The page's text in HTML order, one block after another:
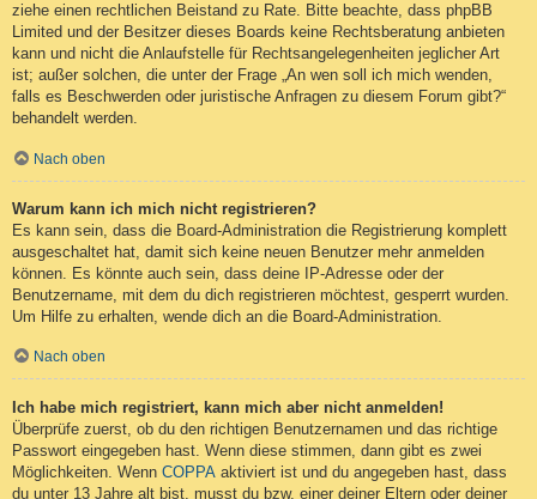
ziehe einen rechtlichen Beistand zu Rate. Bitte beachte, dass phpBB
Limited und der Besitzer dieses Boards keine Rechtsberatung anbieten
kann und nicht die Anlaufstelle für Rechtsangelegenheiten jeglicher Art
ist; außer solchen, die unter der Frage „An wen soll ich mich wenden,
falls es Beschwerden oder juristische Anfragen zu diesem Forum gibt?“
behandelt werden.
Nach oben
Warum kann ich mich nicht registrieren?
Es kann sein, dass die Board-Administration die Registrierung komplett
ausgeschaltet hat, damit sich keine neuen Benutzer mehr anmelden
können. Es könnte auch sein, dass deine IP-Adresse oder der
Benutzername, mit dem du dich registrieren möchtest, gesperrt wurden.
Um Hilfe zu erhalten, wende dich an die Board-Administration.
Nach oben
Ich habe mich registriert, kann mich aber nicht anmelden!
Überprüfe zuerst, ob du den richtigen Benutzernamen und das richtige
Passwort eingegeben hast. Wenn diese stimmen, dann gibt es zwei
Möglichkeiten. Wenn COPPA aktiviert ist und du angegeben hast, dass
du unter 13 Jahre alt bist, musst du bzw. einer deiner Eltern oder deiner